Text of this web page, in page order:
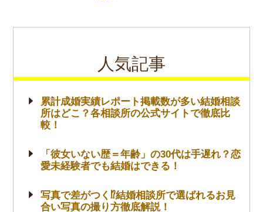
人気記事
累計成婚実績レポート掲載数が多い結婚相談
所はどこ？各相談所の公式サイトで徹底比
較！
「彼女いない歴＝年齢」の30代は手遅れ？恋
愛未経験者でも結婚はできる！
写真で差がつく⁉結婚相談所で選ばれるお見
合い写真の撮り方徹底解説！